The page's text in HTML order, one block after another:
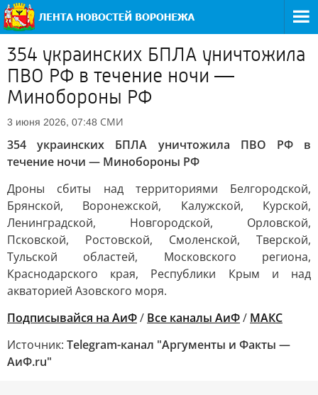
354 украинских БПЛА уничтожила
ПВО РФ в течение ночи —
Минобороны РФ
3 июня 2026, 07:48 СМИ
354 украинских БПЛА уничтожила ПВО РФ в
течение ночи — Минобороны РФ
Дроны сбиты над территориями Белгородской,
Брянской, Воронежской, Калужской, Курской,
Ленинградской, Новгородской, Орловской,
Псковской, Ростовской, Смоленской, Тверской,
Тульской областей, Московского региона,
Краснодарского края, Республики Крым и над
акваторией Азовского моря.
Подписывайся на АиФ/ Все каналы АиФ/ MAКС
Источник: Telegram-канал "Аргументы и Факты —
АиФ.ru"